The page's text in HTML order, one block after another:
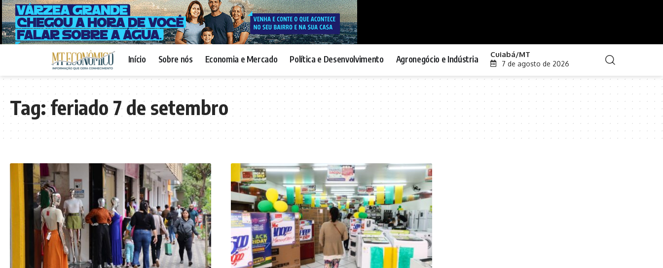
Início Sobre nós Economia e Mercado Política e Desenvolvimento Agronegócio e Indústria Cuiabá/MT
7 de agosto de 2026
Tag:feriado 7 de setembro